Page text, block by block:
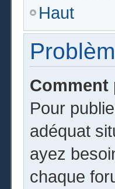
Haut
Pour
adéquat
ayez
chaque